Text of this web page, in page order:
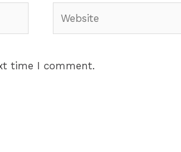
time I comment.